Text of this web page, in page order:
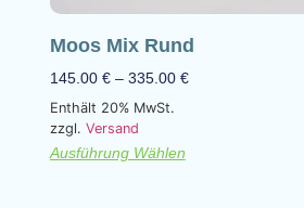
Moos Mix Rund
145.00 € – 335.00 €
Enthält 20% MwSt.
zzgl. Versand
Ausführung Wählen